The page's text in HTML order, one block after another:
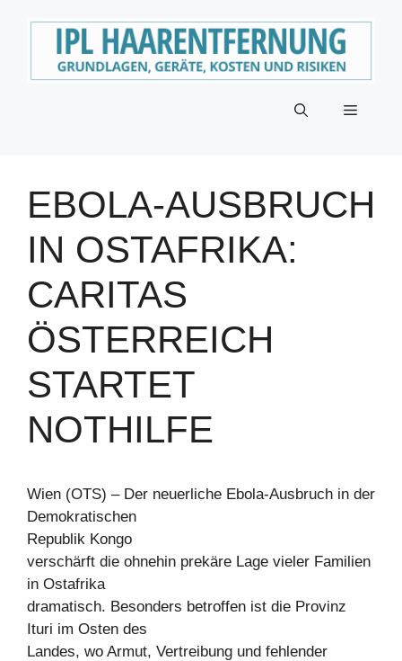
Menü
EBOLA-AUSBRUCH
IN OSTAFRIKA:
CARITAS
ÖSTERREICH
STARTET
NOTHILFE
Wien (OTS) – Der neuerliche Ebola-Ausbruch in der
Demokratischen
Republik Kongo
verschärft die ohnehin prekäre Lage vieler Familien
in Ostafrika
dramatisch. Besonders betroffen ist die Provinz
Ituri im Osten des
Landes, wo Armut, Vertreibung und fehlender